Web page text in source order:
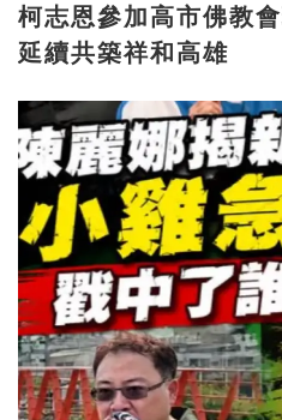
柯志恩參加高市佛教會理
延續共築祥和高雄